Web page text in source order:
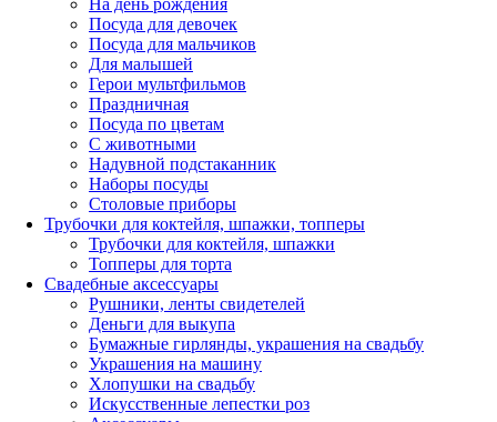
Посуда для девочек
Посуда для мальчиков
Для малышей
Герои мультфильмов
Праздничная
Посуда по цветам
С животными
Надувной подстаканник
Наборы посуды
Столовые приборы
Трубочки для коктейля, шпажки, топперы
Трубочки для коктейля, шпажки
Топперы для торта
Свадебные аксессуары
Рушники, ленты свидетелей
Деньги для выкупа
Бумажные гирлянды, украшения на свадьбу
Украшения на машину
Хлопушки на свадьбу
Искусственные лепестки роз